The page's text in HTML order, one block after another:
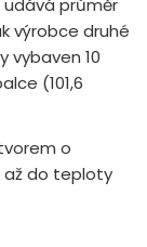
průměr
výrobce druhé
vybaven 10
(101,6
o
až do teploty